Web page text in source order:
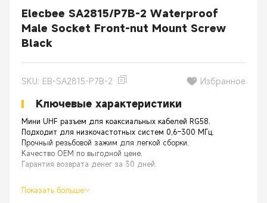
Elecbee SA2815/P7B-2 Waterproof
Male Socket Front-nut Mount Screw
Black
SKU: EB-SA2815-P7B-2 Избранное
Ключевые характеристики
Мини UHF разъем для коаксиальных кабелей RG58.
Подходит для низкочастотных систем 0,6–300 МГц.
Прочный резьбовой зажим для легкой сборки.
Качество OEM по выгодной цене.
Гарантия возврата денег за 30 дней.
Показать больше